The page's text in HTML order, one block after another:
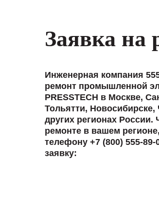
Заявка на
Инженерная компания
ремонт промышленной
PRESSTECH в Москве,
Тольятти, Новосибирске,
других регионах России.
ремонте в вашем
телефону +7 (800) 555-89-
заявку: